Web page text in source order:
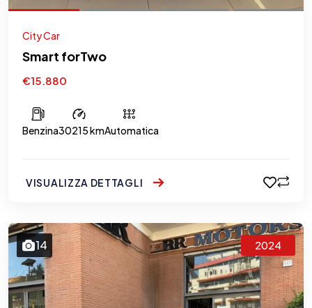
City Car
Smart forTwo
€15.880
Benzina30215 kmAutomatica
VISUALIZZA DETTAGLI
14 2024